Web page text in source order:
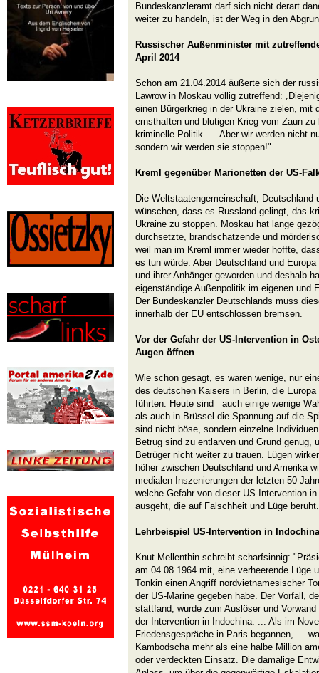
Bundeskanzleramt darf sich nicht derart
weiter zu handeln, ist der Weg in den
Russischer Außenminister mit
April 2014
Schon am 21.04.2014 äußerte sich der
Lawrow in Moskau völlig zutreffend:
einen Bürgerkrieg in der Ukraine zielen, mit
ernsthaften und blutigen Krieg vom Zaun zu
kriminelle Politik. ... Aber wir werden nicht
sondern wir werden sie stoppen!"
Kreml gegenüber Marionetten der US-
Die Weltstaatengemeinschaft, Deutschland
wünschen, dass es Russland gelingt, das
Ukraine zu stoppen. Moskau hat lange
durchsetzte, brandschatzende und
weil man im Kreml immer wieder hoffte,
es tun würde. Aber Deutschland und
und ihrer Anhänger geworden und deshalb
eigenständige Außenpolitik im eigenen und
Der Bundeskanzler Deutschlands muss
innerhalb der EU entschlossen bremsen.
Vor der Gefahr der US-Intervention in
Augen öffnen
Wie schon gesagt, es waren wenige, nur
des deutschen Kaisers in Berlin, die
führten. Heute sind auch einige wenige
als auch in Brüssel die Spannung auf die
sind nicht böse, sondern einzelne
Betrug sind zu entlarven und Grund genug,
Betrüger nicht weiter zu trauen. Lügen
höher zwischen Deutschland und Amerika
medialen Inszenierungen der letzten 50
welche Gefahr von dieser US-Intervention
ausgeht, die auf Falschheit und Lüge beruht.
Lehrbeispiel US-Intervention in Indochina
Knut Mellenthin schreibt scharfsinnig:
am 04.08.1964 mit, eine verheerende Lüge
Tonkin einen Angriff nordvietnamesischer
der US-Marine gegeben habe. Der Vorfall,
stattfand, wurde zum Auslöser und
der Intervention in Indochina. ... Als im
Friedensgespräche in Paris begannen, …
Kambodscha mehr als eine halbe Million
oder verdeckten Einsatz. Die damalige